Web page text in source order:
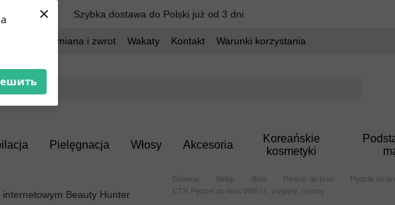
× Szybka dostawa do Polski już od 3 dni
Wymiana i zwrot Wakaty Kontakt
Warunki korzystania
Pielęgnacja Włosy Akcesoria
Koreańskie
kosmetyki
Główna Sklep Brwi Pędzle do brwi
Pędzle do
CTR Pędzel do brwi W0517, wygięty, czarny